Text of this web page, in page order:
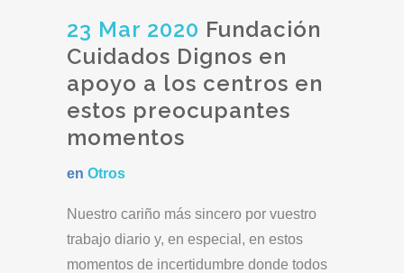
23 Mar 2020 Fundación
Cuidados Dignos en
apoyo a los centros en
estos preocupantes
momentos
en Otros
Nuestro cariño más sincero por vuestro
trabajo diario y, en especial, en estos
momentos de incertidumbre donde todos